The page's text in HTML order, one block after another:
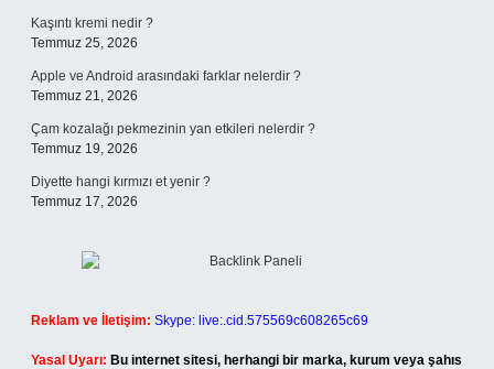
Kaşıntı kremi nedir ?
Temmuz 25, 2026
Apple ve Android arasındaki farklar nelerdir ?
Temmuz 21, 2026
Çam kozalağı pekmezinin yan etkileri nelerdir ?
Temmuz 19, 2026
Diyette hangi kırmızı et yenir ?
Temmuz 17, 2026
Reklam ve İletişim: Skype: live:.cid.575569c608265c69
Yasal Uyarı: Bu internet sitesi, herhangi bir marka, kurum veya şahıs